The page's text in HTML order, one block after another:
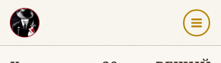
Перейти
содержимому